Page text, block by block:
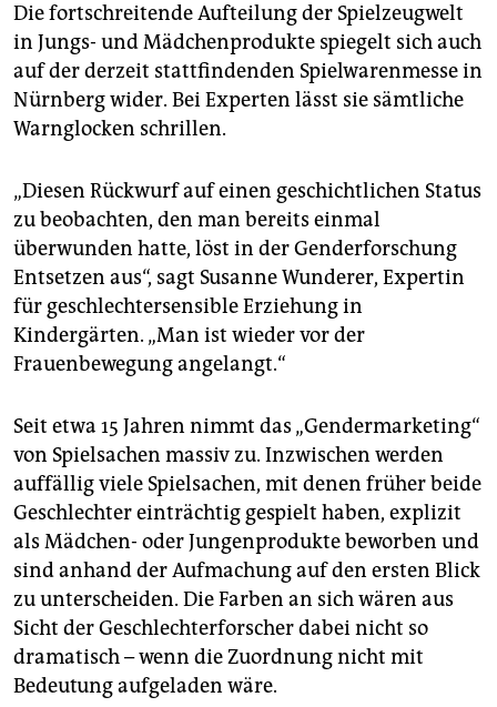
Die fortschreitende Aufteilung der Spielzeugwelt
in Jungs- und Mädchenprodukte spiegelt sich auch
auf der derzeit stattfindenden Spielwarenmesse in
Nürnberg wider. Bei Experten lässt sie sämtliche
Warnglocken schrillen.
„Diesen Rückwurf auf einen geschichtlichen Status
zu beobachten, den man bereits einmal
überwunden hatte, löst in der Genderforschung
Entsetzen aus“, sagt Susanne Wunderer, Expertin
für geschlechtersensible Erziehung in
Kindergärten. „Man ist wieder vor der
Frauenbewegung angelangt.“
Seit etwa 15 Jahren nimmt das „Gendermarketing“
von Spielsachen massiv zu. Inzwischen werden
auffällig viele Spielsachen, mit denen früher beide
Geschlechter einträchtig gespielt haben, explizit
als Mädchen- oder Jungenprodukte beworben und
sind anhand der Aufmachung auf den ersten Blick
zu unterscheiden. Die Farben an sich wären aus
Sicht der Geschlechterforscher dabei nicht so
dramatisch – wenn die Zuordnung nicht mit
Bedeutung aufgeladen wäre.